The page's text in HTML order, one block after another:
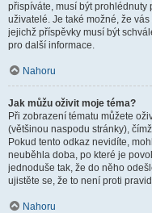
přispíváte, musí být prohlédnuty
uživatelé. Je také možné, že
jejichž příspěvky musí být
pro další informace.
Nahoru
Jak můžu oživit moje téma?
Při zobrazení tématu můžete
(většinou naspodu stránky),
Pokud tento odkaz nevidíte,
neuběhla doba, po které je
jednoduše tak, že do něho
ujistěte se, že to není proti
Nahoru